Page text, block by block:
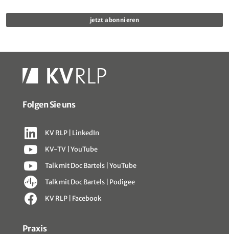
jetzt abonnieren
Sitemap
Praxis
Folgen Sie uns
KV RLP | LinkedIn
KV-TV | YouTube
Talk mit Doc Bartels | YouTube
Talk mit Doc Bartels | Podigee
KV RLP | Facebook